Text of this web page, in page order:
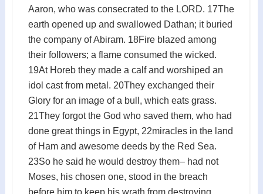
Aaron, who was consecrated to the LORD. 17The
earth opened up and swallowed Dathan; it buried
the company of Abiram. 18Fire blazed among
their followers; a flame consumed the wicked.
19At Horeb they made a calf and worshiped an
idol cast from metal. 20They exchanged their
Glory for an image of a bull, which eats grass.
21They forgot the God who saved them, who had
done great things in Egypt, 22miracles in the land
of Ham and awesome deeds by the Red Sea.
23So he said he would destroy them– had not
Moses, his chosen one, stood in the breach
before him to keep his wrath from destroying